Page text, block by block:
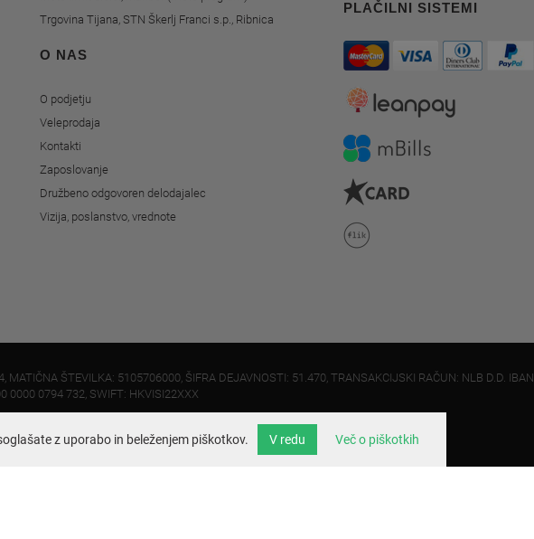
Trgovina Tijana, STN Škerlj Franci s.p., Ribnica
O NAS
O podjetju
Veleprodaja
Kontakti
Zaposlovanje
Družbeno odgovoren delodajalec
Vizija, poslanstvo, vrednote
PLAČILNI SISTEMI
MATIČNA ŠTEVILKA: 5105706000, ŠIFRA DEJAVNOSTI: 51.470, TRANSAKCIJSKI RAČUN: NLB D.D.
0000 0794 732, SWIFT: HKVISI22XXX
01 51 95 030 (uprava) info@velo.si
z uporabo in beleženjem piškotkov. V redu Več o piškotkih